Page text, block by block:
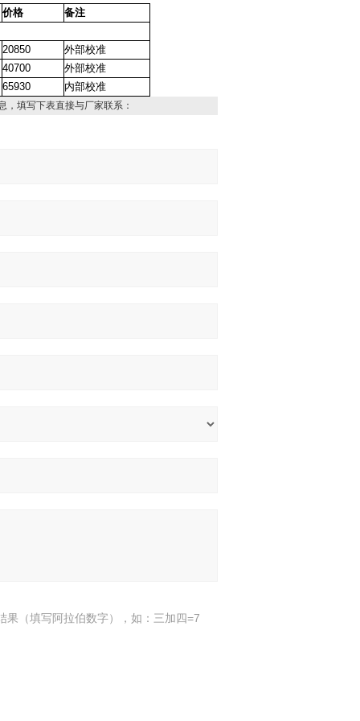
价格 备注
20850
外部校准
40700
外部校准
65930
内部校准
，填写下表直接与厂家联系：
果（填写阿拉伯数字），如：三加四=7